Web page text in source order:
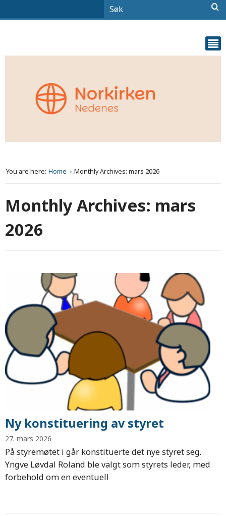
You are here: Home Monthly Archives: mars 2026
Monthly Archives: mars
2026
Ny konstituering av styret
27. mars 2026
På styremøtet i går konstituerte det nye styret seg.
Yngve Løvdal Roland ble valgt som styrets leder, med
forbehold om en eventuell